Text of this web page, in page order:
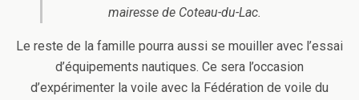
mairesse de Coteau-du-Lac.
Le reste de la famille pourra aussi se mouiller avec l’essai
d’équipements nautiques. Ce sera l’occasion
d’expérimenter la voile avec la Fédération de voile du